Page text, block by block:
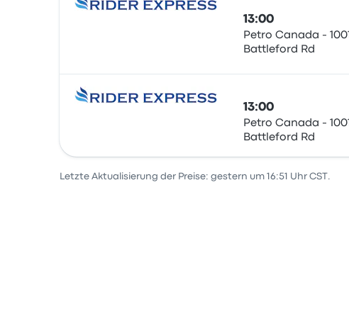
13:00
Petro Canada - 1001
Battleford Rd
13:00
Petro Canada - 1001
Battleford Rd
Letzte Aktualisierung der Preise: gestern um 16:51 Uhr CST.